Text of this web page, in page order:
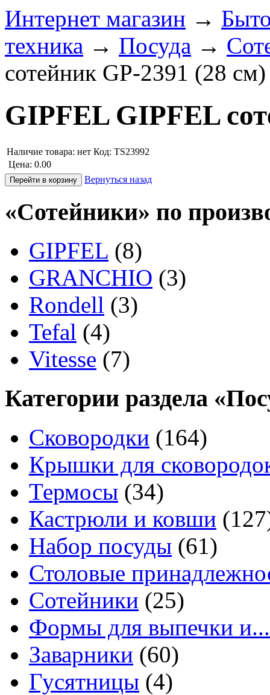
Интернет магазин →
техника → Посуда →
сотейник GP-2391 (28 см)
GIPFEL GIPFEL
Наличие товара: нет Код: TS23992
Цена: 0.00
Вернуться назад
«Сотейники» по
GIPFEL (8)
GRANCHIO (3)
Rondell (3)
Tefal (4)
Vitesse (7)
Категории раздела
Сковородки (164)
Крышки для
Термосы (34)
Кастрюли и ковши
Набор посуды (61)
Столовые
Сотейники (25)
Формы для выпечки и...
Заварники (60)
Гусятницы (4)